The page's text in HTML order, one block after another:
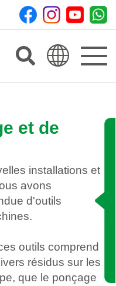
Toggle
et de
installations et
avons
d'outils
outils comprend
résidus sur les
que le ponçage